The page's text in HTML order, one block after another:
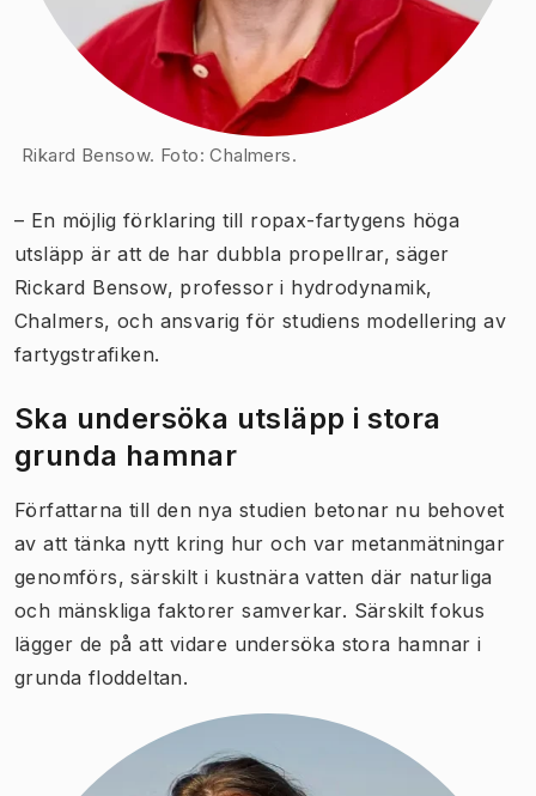
Rikard Bensow. Foto: Chalmers.
– En möjlig förklaring till ropax-fartygens höga
utsläpp är att de har dubbla propellrar, säger
Rickard Bensow, professor i hydrodynamik,
Chalmers, och ansvarig för studiens modellering av
fartygstrafiken.
Ska undersöka utsläpp i stora
grunda hamnar
Författarna till den nya studien betonar nu behovet
av att tänka nytt kring hur och var metanmätningar
genomförs, särskilt i kustnära vatten där naturliga
och mänskliga faktorer samverkar. Särskilt fokus
lägger de på att vidare undersöka stora hamnar i
grunda floddeltan.